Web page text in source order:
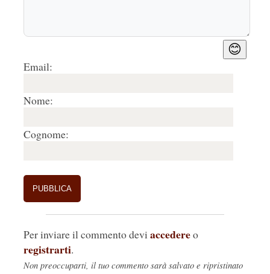
😊
Email:
Nome:
Cognome:
Per inviare il commento devi accedereo
registrarti.
Non preoccuparti, il tuo commento sarà salvato e ripristinato